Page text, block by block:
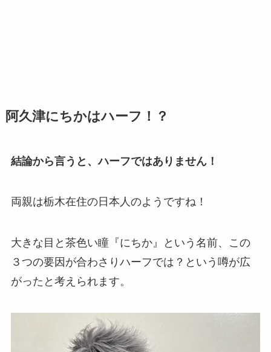
阿久津にちかはハーフ！？
結論から言うと、ハーフではありません！
両親は栃木在住の日本人のようですね！
大きな目と茶色い瞳『にちか』という名前、この
３つの要因が合わさりハーフでは？という噂が広
がったと考えられます。